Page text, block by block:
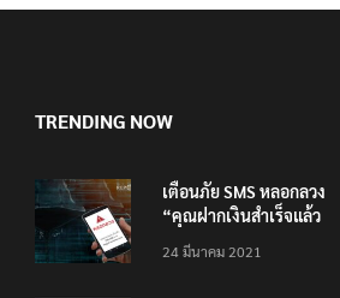
TRENDING NOW
เตือนภัย SMS หลอกลวง
“คุณฝากเงินสำเร็จแล้ว
200,000 บาท”
24 มีนาคม 2021